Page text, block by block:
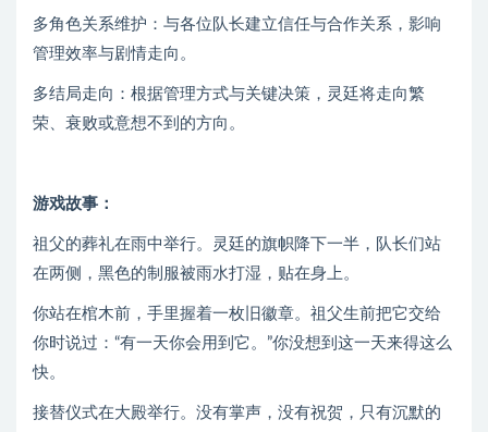
多角色关系维护：与各位队长建立信任与合作关系，影响
管理效率与剧情走向。
多结局走向：根据管理方式与关键决策，灵廷将走向繁
荣、衰败或意想不到的方向。
游戏故事：
祖父的葬礼在雨中举行。灵廷的旗帜降下一半，队长们站
在两侧，黑色的制服被雨水打湿，贴在身上。
你站在棺木前，手里握着一枚旧徽章。祖父生前把它交给
你时说过：“有一天你会用到它。”你没想到这一天来得这么
快。
接替仪式在大殿举行。没有掌声，没有祝贺，只有沉默的